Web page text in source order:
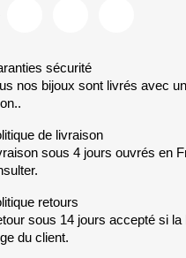
sécurité
nos bijoux sont livrés avec
de livraison
sous 4 jours ouvrés en
retours
sous 14 jours accepté si
du client.